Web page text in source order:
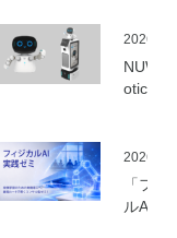
を活用
建設向
ボット
実施
NUWA
otics社
いを開
「フィ
ルAI実